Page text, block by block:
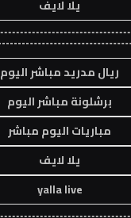
يلا لايف
ريال مدريد مباشر اليوم
برشلونة مباشر اليوم
مباريات اليوم مباشر
يلا لايف
yalla live